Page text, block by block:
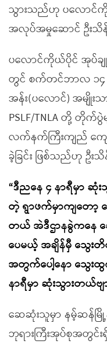
သွားသည်ဟု ပလောင်ကို
အလုပ်အမှုဆောင် ဦးသိန်
ပလောင်ကိုယ်ပိုင် အုပ်ခ
တွင် စက်တင်ဘာလ ၁
အန်း(ပလောင်) အမျိုး
PSLF/TNLA တို့ တိုက်
လက်နက်ကြီးကျည် ကျ
ခဲ့ခြင်း ဖြစ်သည်ဟု ဦး
“ဒီညနေ ၄ နာရီမှာ ဆုံး
တဲ့ ရွာဖက်မှာကျတော့ က
တယ် အဲဒီဌာနခွဲကနေ
ပေမယ့် အချိန်မှီ သွေ
အတွက်ပေါ့နော သွေး
နာရီမှာ ဆုံးသွားတယ်ဗျ
ဆေဆုံးသူမှာ နမ့်ဆန်မြို့
ဘုရားကြီးအုပ်စုအတွင်